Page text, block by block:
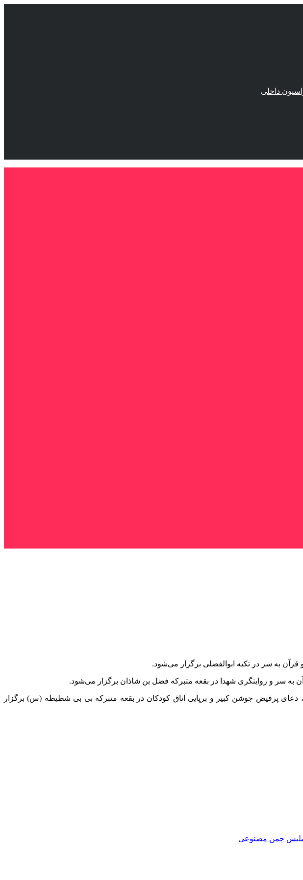
داخلی
به سر در تکیه ابوالفضلی برگزار می‌شود.
به سر و روایتگری شهدا در بقعه متبرکه فضل بن شاذان برگزار می‌شود.
دعای پرفیض جوشن کبیر و برپایی اتاق کودکان در بقعه متبرکه بی بی شطیطه (س)برگزار
چمن مصنوعی